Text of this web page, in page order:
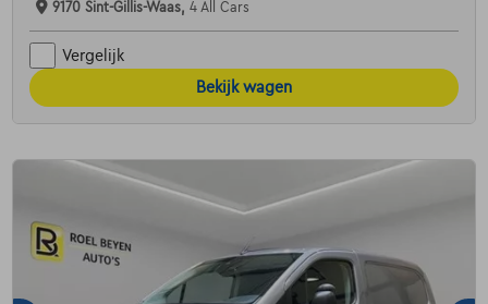
9170 Sint-Gillis-Waas, 4 All Cars
Vergelijk
Bekijk wagen